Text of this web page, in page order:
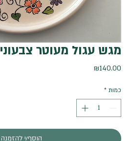
מגש עגול מעוטר צבעוני
₪140.00
כמות *
הוסף/י להזמנה